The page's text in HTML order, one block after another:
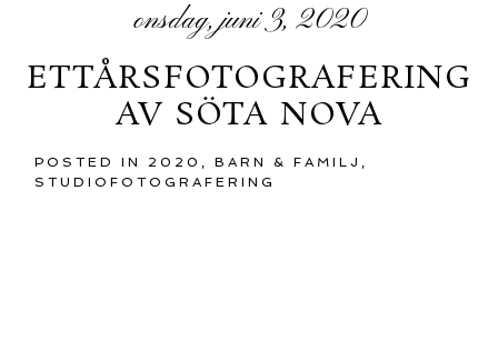
onsdag, juni 3, 2020
ETTÅRSFOTOGRAFERING
AV SÖTA NOVA
POSTED IN 2020 ,BARN & FAMILJ ,
STUDIOFOTOGRAFERING